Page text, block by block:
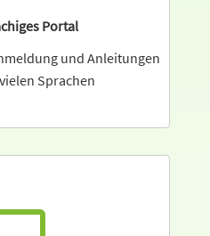
Portal
und Anleitungen
Sprachen